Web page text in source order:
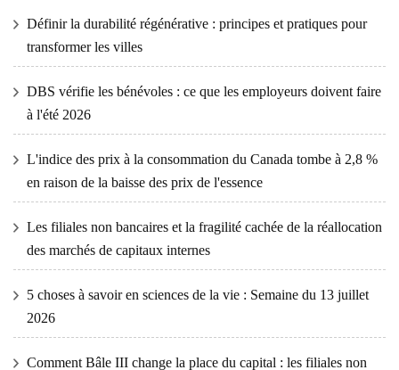
Définir la durabilité régénérative : principes et pratiques pour
transformer les villes
DBS vérifie les bénévoles : ce que les employeurs doivent faire
à l'été 2026
L'indice des prix à la consommation du Canada tombe à 2,8 %
en raison de la baisse des prix de l'essence
Les filiales non bancaires et la fragilité cachée de la réallocation
des marchés de capitaux internes
5 choses à savoir en sciences de la vie : Semaine du 13 juillet
2026
Comment Bâle III change la place du capital : les filiales non